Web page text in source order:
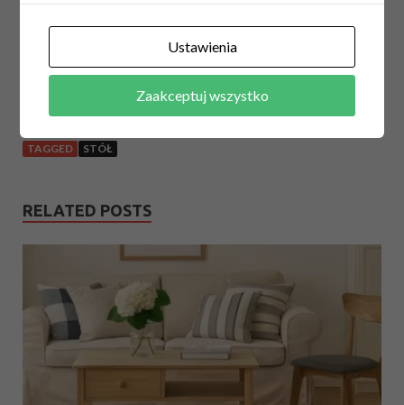
TAGGED STÓŁ
RELATED POSTS
Ustawienia
Zaakceptuj wszystko